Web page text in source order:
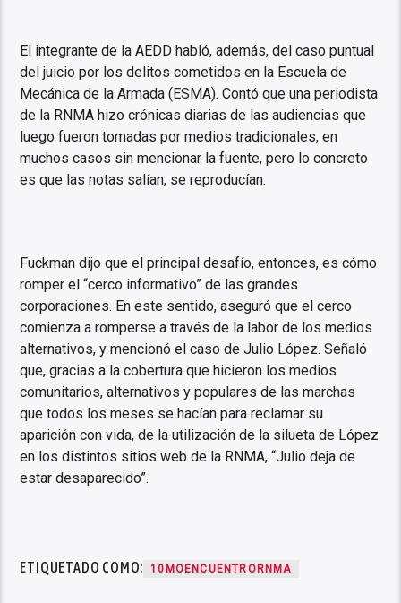
El integrante de la AEDD habló, además, del caso puntual
del juicio por los delitos cometidos en la Escuela de
Mecánica de la Armada (ESMA). Contó que una periodista
de la RNMA hizo crónicas diarias de las audiencias que
luego fueron tomadas por medios tradicionales, en
muchos casos sin mencionar la fuente, pero lo concreto
es que las notas salían, se reproducían.
Fuckman dijo que el principal desafío, entonces, es cómo
romper el “cerco informativo” de las grandes
corporaciones. En este sentido, aseguró que el cerco
comienza a romperse a través de la labor de los medios
alternativos, y mencionó el caso de Julio López. Señaló
que, gracias a la cobertura que hicieron los medios
comunitarios, alternativos y populares de las marchas
que todos los meses se hacían para reclamar su
aparición con vida, de la utilización de la silueta de López
en los distintos sitios web de la RNMA, “Julio deja de
estar desaparecido”.
ETIQUETADO COMO: 10MOENCUENTRORNMA